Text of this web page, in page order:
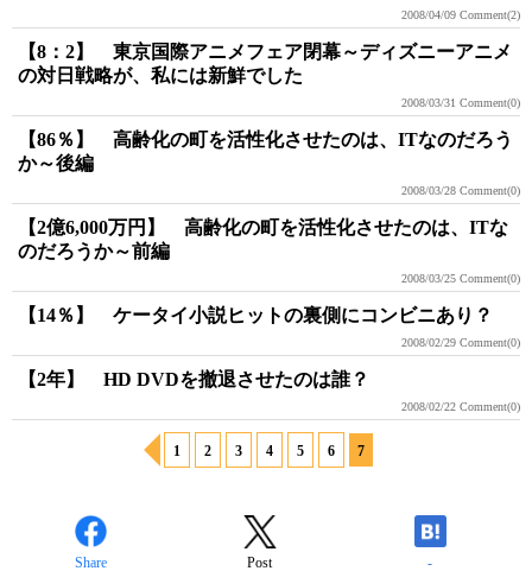
2008/04/09 Comment(2)
【8：2】 東京国際アニメフェア閉幕～ディズニーアニメ
の対日戦略が、私には新鮮でした
2008/03/31 Comment(0)
【86％】 高齢化の町を活性化させたのは、ITなのだろう
か～後編
2008/03/28 Comment(0)
【2億6,000万円】 高齢化の町を活性化させたのは、ITな
のだろうか～前編
2008/03/25 Comment(0)
【14％】 ケータイ小説ヒットの裏側にコンビニあり？
2008/02/29 Comment(0)
【2年】 HD DVDを撤退させたのは誰？
2008/02/22 Comment(0)
1 2 3 4 5 6 7
Share Post -